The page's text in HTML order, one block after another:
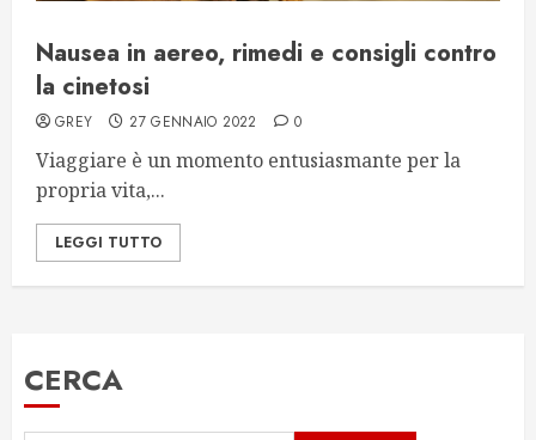
Nausea in aereo, rimedi e consigli contro
la cinetosi
GREY 27 GENNAIO 2022 0
Viaggiare è un momento entusiasmante per la
propria vita,...
LEGGI TUTTO
CERCA